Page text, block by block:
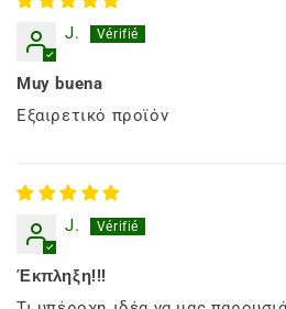
J.
Muy buena
Εξαιρετικό προϊόν
J.
Έκπληξη!!!